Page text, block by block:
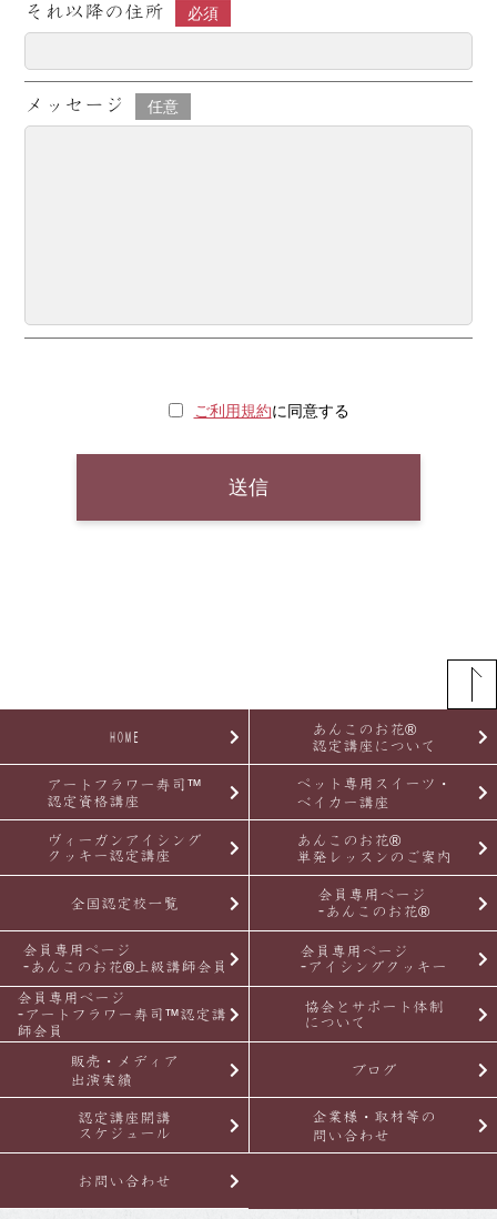
それ以降の住所 必須
メッセージ 任意
ご利用規約に同意する
HOME
あんこのお花®
認定講座について
アートフラワー寿司™
認定資格講座
ペット専用スイーツ・
ベイカー講座
ヴィーガンアイシング
クッキー認定講座
あんこのお花®
単発レッスンのご案内
全国認定校一覧
会員専用ページ
-あんこのお花®
会員専用ページ
-あんこのお花®上級講師会員
会員専用ページ
-アイシングクッキー
会員専用ページ
-アートフラワー寿司™認定講
師会員
協会とサポート体制
について
販売・メディア
出演実績
ブログ
認定講座開講
スケジュール
企業様・取材等の
問い合わせ
お問い合わせ